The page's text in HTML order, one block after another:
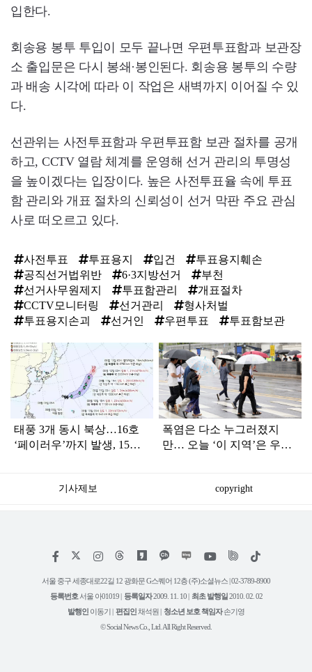
입한다.
회송용 봉투 투입이 모두 끝나면 우편투표함과 보관장
소 출입문은 다시 봉쇄·봉인된다. 회송용 봉투의 수량
과 배송 시각에 따라 이 작업은 새벽까지 이어질 수 있
다.
선관위는 사전투표함과 우편투표함 보관 절차를 공개
하고, CCTV 열람 체계를 운영해 선거 관리의 투명성
을 높이겠다는 입장이다. 높은 사전투표율 속에 투표
함 관리와 개표 절차의 신뢰성이 선거 막판 주요 관심
사로 떠오르고 있다.
사전투표 투표용지 입건
투표용지훼손
공직선거법위반
6·3지방선거
부천
선거사무원제지
투표함관리
개표절차
CCTV모니터링
선거관리
형사처벌
투표용지손괴
선거인 우편투표 투표함보관
탑
라
태풍 3개 동시 북상…16호
‘페이러우’까지 발생, 15호
폭염은 다소 누그러졌지
만… 오늘 ‘이 지역’은 우산
기사제보 copyright
페
스
인
타
램
위
트
유
튜
틱
서울 중구 세종대로22길 12 광화문 G스퀘어 12층 (주)소셜뉴스 | 02-3789-8900
등록번호 서울 아01019 | 등록일자2009. 11. 10 | 최초 발행일2010. 02. 02
발행인 이동기 | 편집인채석원 | 청소년 보호 책임자손기영
© Social News Co., Ltd. All Right Reserved.